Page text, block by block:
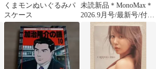
くまモンぬいぐるみパ
スケース
未読新品＊MonoMax＊
2026.9月号/最新号/付録
無し/雑誌のみ